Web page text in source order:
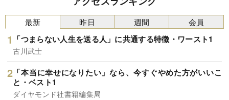
最新
「つまらない人生を送る人」に共通する特徴・ワースト1
古川武士
「本当に幸せになりたい」なら、今すぐやめた方がいいこ
と・ベスト1
ダイヤモンド社書籍編集局
昨日 週間 会員